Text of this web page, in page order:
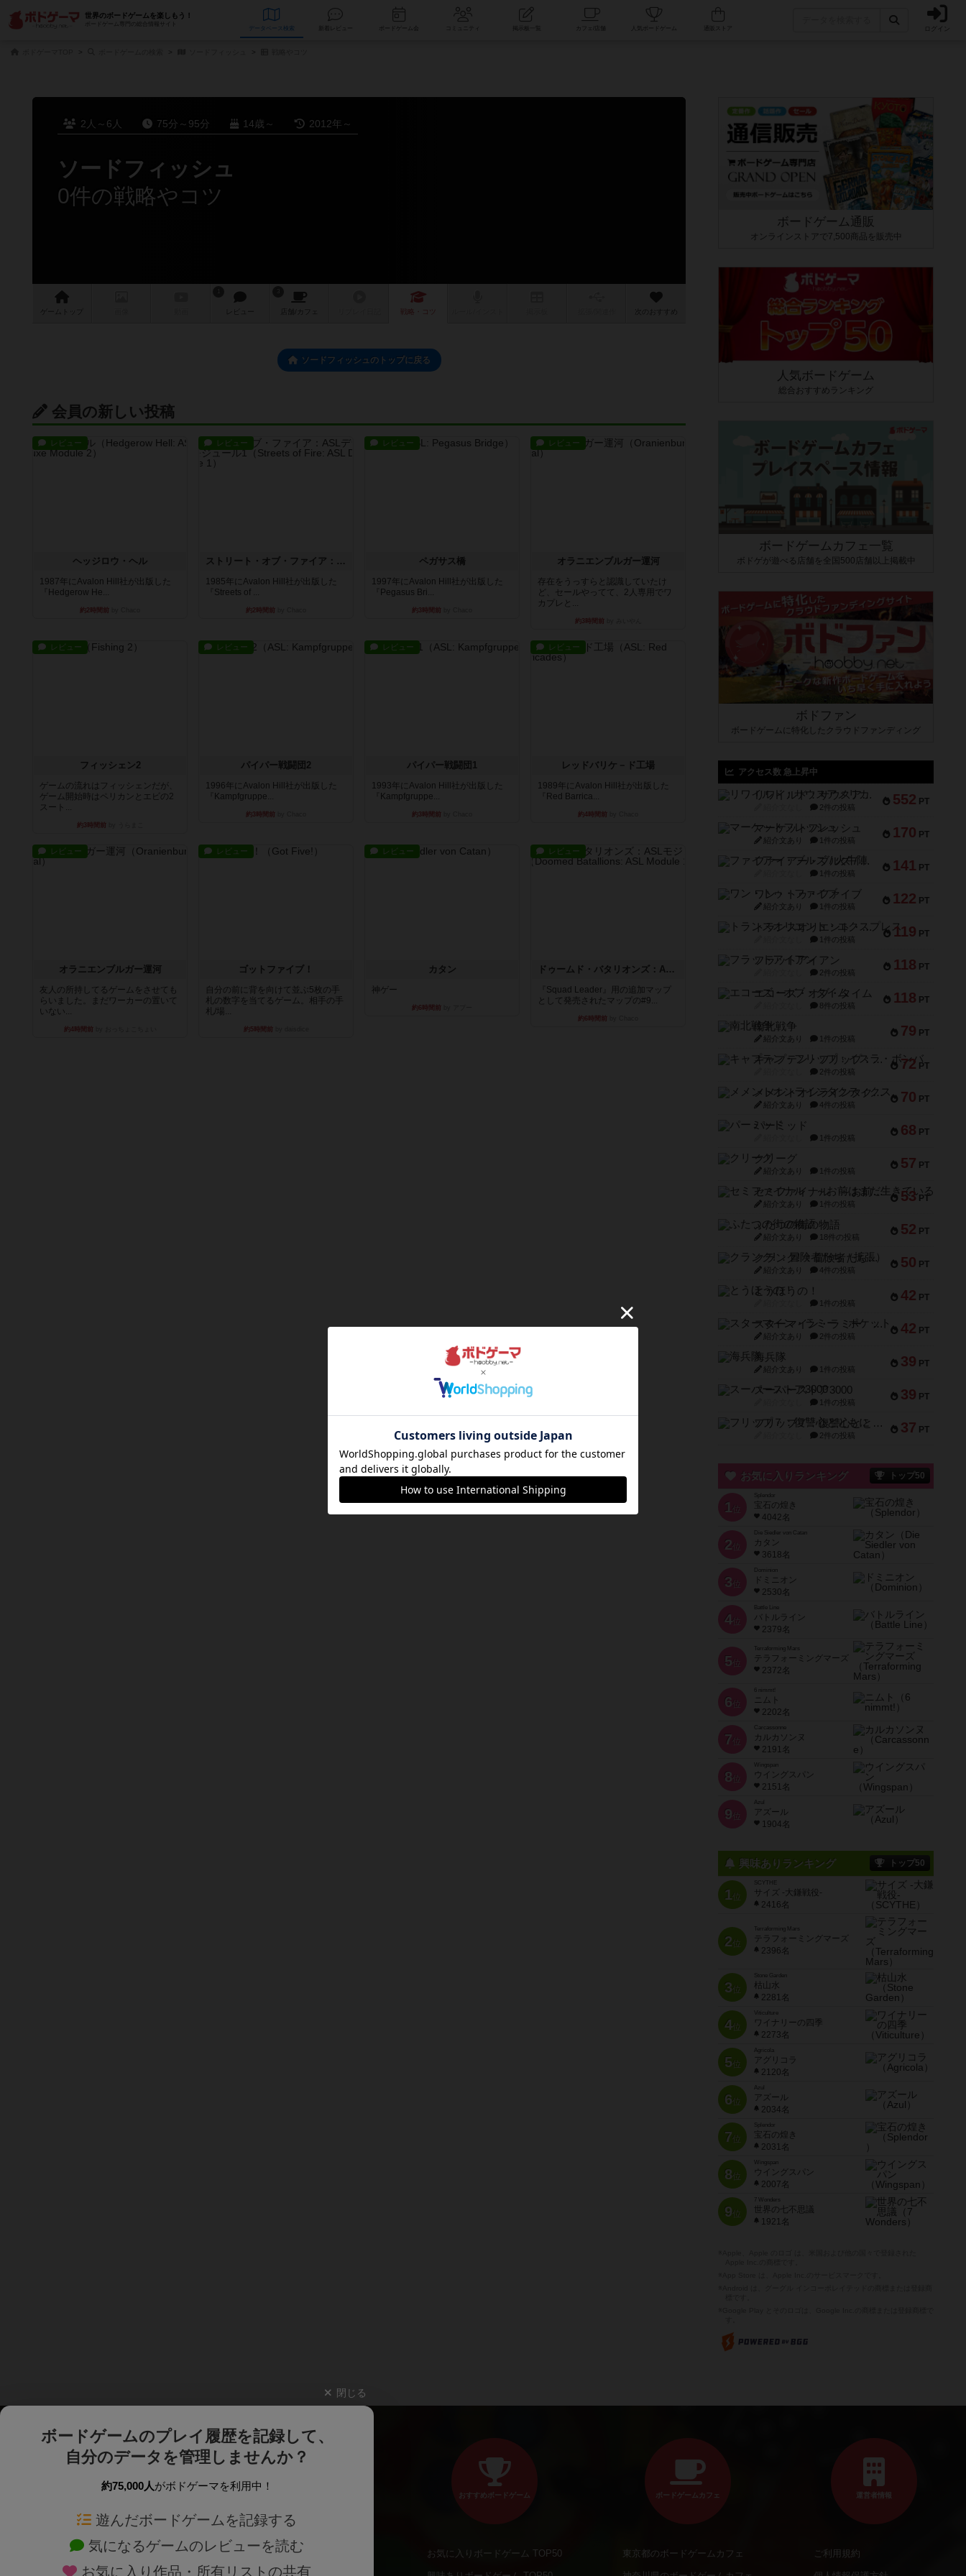
世界のボードゲームを楽しもう！
ボードゲーム専門の総合情報サイト
データベース コミュニティ 人気ボードゲーム ログイン
2人～6人 75分～95分 14歳～ 2012年～
ソードフィッシュ
0件の戦略やコツ
ゲーム レビュー 店舗/ カフェ 戦略 ・コツ 次のおすすめ
ソードフィッシュのトップに戻る
会員の新しい投稿
レビュー
ヘッジロウ・ヘル
1987年にAvalon Hill社が出版した
『Hedgerow He...
約2時間前
レビュー
ストリート・オブ・ファイア：ASLデラックスモジュール1
1985年にAvalon Hill社が出版した
『Streets of ...
約2時間前
レビュー
ペガサス橋
1997年にAvalon Hill社が出版した
『Pegasus Bri...
約3時間前
レビュー
オラニエンブルガー運河
存在をうっすらと認識していたけ
ど、セールやってて、2人専用でワ
カプレと...
約3時間前
レビュー
フィッシェン2
ゲームの流れはフィッシェンだが、
ゲーム開始時はペリカンとエビの2
スート...
約3時間前
レビュー
パイパー戦闘団2
1996年にAvalon Hill社が出版した
『Kampfgruppe...
約3時間前
レビュー
パイパー戦闘団1
1993年にAvalon Hill社が出版した
『Kampfgruppe...
約3時間前
レビュー
レッドバリケ－ド工場
1989年にAvalon Hill社が出版した
『Red Barrica...
約4時間前
レビュー
オラニエンブルガー運河
友人の所持してるゲームをさせても
らいました。まだワーカーの置いて
いない...
約4時間前
レビュー
ゴットファイブ！
自分の前に背を向けて並ぶ5枚の手
札の数字を当てるゲーム。相手の手
札/場...
約5時間前
レビュー
カタン
神ゲー
約6時間前
レビュー
ドゥームド・バタリオンズ：ASLモジュール11
『Squad Leader』用の追加マップ
として発売されたマップの#9...
約6時間前
ボードゲーム通販
オンラインストアで7,500商品を販売中
人気ボードゲーム
総合おすすめランキング
ボードゲームカフェ一覧
ボドゲが遊べる店舗を全国500店舗以上掲載中
ボドファン
ボードゲームに特化したクラウドファンディング
アクセス数 急上昇中
552 PT
リワイルド：サウスアメリカ
2件の投稿
170 PT
マーケットフレッシュ
紹介文あり 1件の投稿
141 PT
ファイアー・ブルズ / 火牛陣
1件の投稿
122 PT
ワン・トゥ・ファイブ
紹介文あり 1件の投稿
119 PT
トランスオリエント・エクスプレス
1件の投稿
118 PT
フラットアイアン
2件の投稿
118 PT
エコーズ・オブ・タイム
8件の投稿
79 PT
南北戦争
紹介文あり 1件の投稿
72 PT
キャプテン・フリップ：イスラ・ボンバ
2件の投稿
70 PT
メメントオンラインタクティクス
紹介文あり 4件の投稿
68 PT
パーミッド
1件の投稿
57 PT
クリーグ
紹介文あり 1件の投稿
53 PT
セミファイナル ～お前はまだ生きている～
紹介文あり 1件の投稿
52 PT
ふたつの街の物語
紹介文あり 18件の投稿
50 PT
クランク! ：冒険者たち（拡張）
紹介文あり 4件の投稿
42 PT
とうほうの！
1件の投稿
42 PT
スターマイン・ラミー ポケット
紹介文あり 2件の投稿
39 PT
海兵隊
紹介文あり 1件の投稿
39 PT
スーパーストア3000
1件の投稿
37 PT
フリップ７：復讐心とともに
2件の投稿
お気に入りランキング トップ50
1 位
宝石の煌き
4042名
2 位
Die Siedler von Catan
カタン
3618名
3 位
ドミニオン
2530名
4位
Battle Line
バトルライン
2379名
5 位
Terraforming Mars
テラフォーミングマーズ
2372名
6 位
ニムト
2202名
7 位
Carcassonne
カルカソンヌ
2191名
8 位
Wingspan
ウイングスパン
2151名
9 位
Azul
アズール
1904名
興味ありランキング トップ50
1位
SCYTHE
サイズ -大鎌戦役-
2416名
2位
Terraforming Mars
テラフォーミングマーズ
2396名
3位
Stone Garden
枯山水
2281名
4位
Viticulture
ワイナリーの四季
2273名
5位
Agricola
アグリコラ
2120名
6位
Azul
アズール
2034名
7位
宝石の煌き
2031名
8位
Wingspan
ウイングスパン
2007名
9位
7 Wonders
世界の七不思議
1921名
閉じる
ボードゲームのプレイ履歴を記録して、
自分のデータを管理しませんか？
約75,000人がボドゲーマを利用中！
遊んだボードゲームを記録する
気になるゲームのレビューを読む
お気に入り作品・所有リストの共有
ボードゲームを検索する 新作・再入荷情報
おすすめボードゲーム
お気に入りボードゲーム TOP50
ボードゲームカフェ
東京都のボードゲームカフェ
運営者情報
ご利用規約